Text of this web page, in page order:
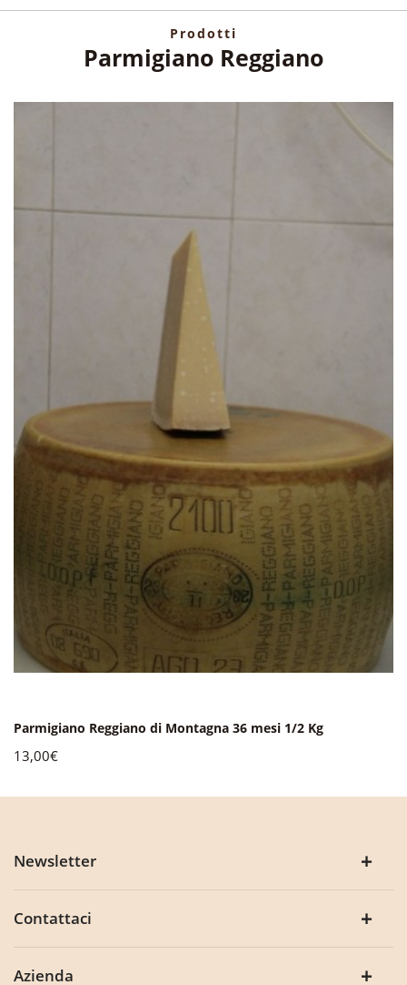
Prodotti
Parmigiano Reggiano
Parmigiano Reggiano di Montagna 36 mesi 1/2 Kg
13,00€
Newsletter
Contattaci
Azienda